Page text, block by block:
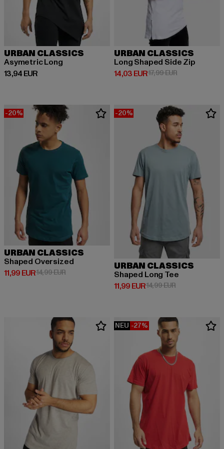
URBAN CLASSICS
Asymetric Long
13,94 EUR
Derzeitiger Preis: 13,94 EUR
URBAN CLASSICS
Long Shaped Side Zip
14,03 EUR
Derzeitiger Preis: 14,03 EUR
17,99 EURAktionspreis:
-20%
URBAN CLASSICS
Shaped Oversized
11,99 EUR
Derzeitiger Preis: 11,99 EUR
14,99 EURAktionspreis: 14,99 EUR
-20%
URBAN CLASSICS
Shaped Long Tee
11,99 EUR
Derzeitiger Preis: 11,99 EUR
14,99 EURAktionspreis:
NEU -27%